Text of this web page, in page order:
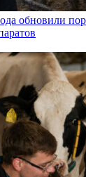
обновили